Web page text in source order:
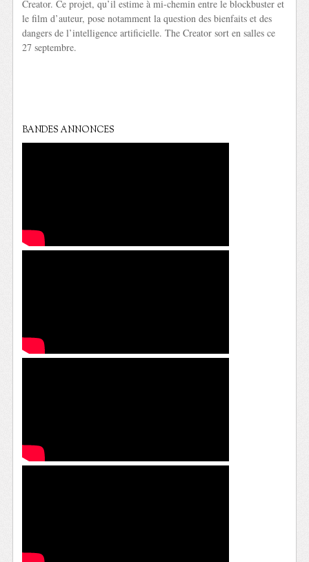
Creator. Ce projet, qu’il estime à mi-chemin entre le blockbuster et
le film d’auteur, pose notamment la question des bienfaits et des
dangers de l’intelligence artificielle. The Creator sort en salles ce
27 septembre.
BANDES ANNONCES